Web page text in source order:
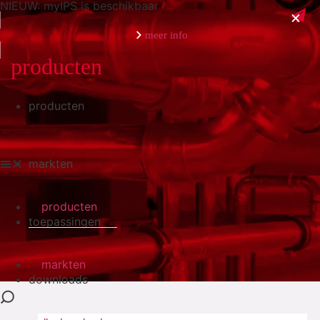
NIEUW: myIPS is beschikbaar
meer info
sluiten
producten
markten
toepassingen
downloads
producten
markten
producten